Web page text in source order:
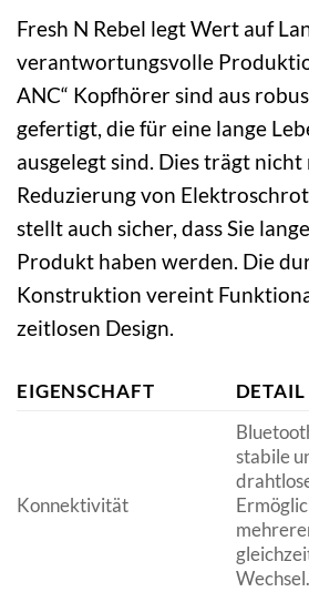
Fresh N Rebel legt Wert auf
verantwortungsvolle
ANC“ Kopfhörer sind aus
gefertigt, die für eine lange
ausgelegt sind. Dies trägt
Reduzierung von
stellt auch sicher, dass Sie
Produkt haben werden. Die
Konstruktion vereint
zeitlosen Design.
EIGENSCHAFT DETAIL
Konnektivität
stabile
Wechsel.